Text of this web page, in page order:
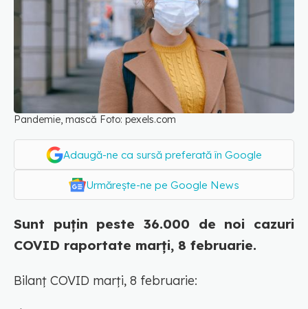
Pandemie, mască Foto: pexels.com
Adaugă-ne ca sursă preferată în Google
Urmărește-ne pe Google News
Sunt puțin peste 36.000 de noi cazuri
COVID raportate marți, 8 februarie.
Bilanț COVID marți, 8 februarie: